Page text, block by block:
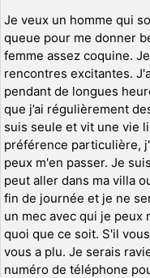
Je veux un homme qui
queue pour me donner
femme assez coquine.
rencontres excitantes.
pendant de longues
que j’ai régulièrement
suis seule et vit une vie
préférence particulière,
peux m'en passer. Je
peut aller dans ma villa
fin de journée et je ne
un mec avec qui je peux
quoi que ce soit. S'il
vous a plu. Je serais
numéro de téléphone